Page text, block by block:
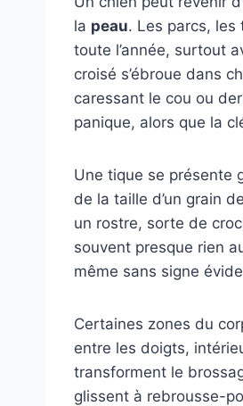
la peau. Les parcs,
toute l’année, surtout
croisé s’ébroue dans
caressant le cou ou
panique, alors que la
Une tique se présente
de la taille d’un grain
un rostre, sorte de
souvent presque rien
même sans signe
Certaines zones du
entre les doigts,
transforment le
glissent à rebrousse-